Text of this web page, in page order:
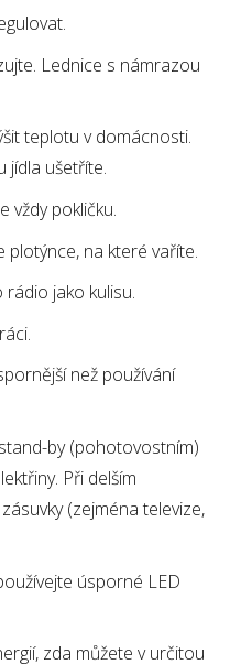
Lednice s námrazou
teplotu v domácnosti.
jídla ušetříte.
vždy pokličku.
plotýnce, na které vaříte.
jako kulisu.
než používání
by (pohotovostním)
Při delším
(zejména televize,
úsporné LED
zda můžete v určitou